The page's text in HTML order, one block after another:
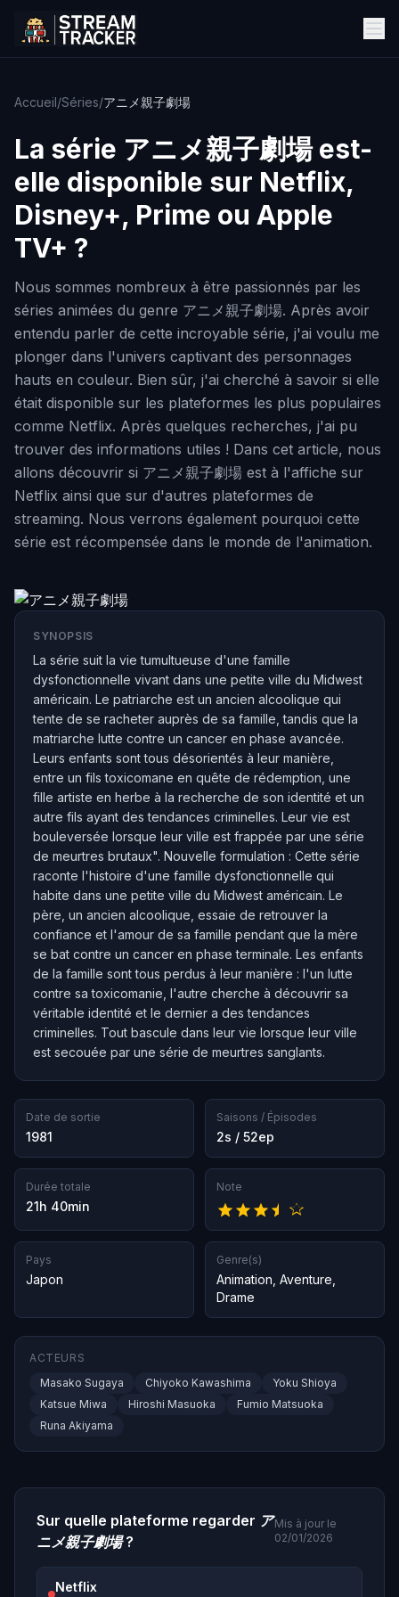
Accueil/Séries/アニメ親子劇場
La série アニメ親子劇場est-
elle disponible sur Netflix,
Disney+, Prime ou Apple
TV+ ?
Nous sommes nombreux à être passionnés par les
séries animées du genre アニメ親子劇場. Après avoir
entendu parler de cette incroyable série, j'ai voulu me
plonger dans l'univers captivant des personnages
hauts en couleur. Bien sûr, j'ai cherché à savoir si elle
était disponible sur les plateformes les plus populaires
comme Netflix. Après quelques recherches, j'ai pu
trouver des informations utiles ! Dans cet article, nous
allons découvrir si アニメ親子劇場 est à l'affiche sur
Netflix ainsi que sur d'autres plateformes de
streaming. Nous verrons également pourquoi cette
série est récompensée dans le monde de l'animation.
SYNOPSIS
La série suit la vie tumultueuse d'une famille
dysfonctionnelle vivant dans une petite ville du Midwest
américain. Le patriarche est un ancien alcoolique qui
tente de se racheter auprès de sa famille, tandis que la
matriarche lutte contre un cancer en phase avancée.
Leurs enfants sont tous désorientés à leur manière,
entre un fils toxicomane en quête de rédemption, une
fille artiste en herbe à la recherche de son identité et un
autre fils ayant des tendances criminelles. Leur vie est
bouleversée lorsque leur ville est frappée par une série
de meurtres brutaux". Nouvelle formulation : Cette série
raconte l'histoire d'une famille dysfonctionnelle qui
habite dans une petite ville du Midwest américain. Le
père, un ancien alcoolique, essaie de retrouver la
confiance et l'amour de sa famille pendant que la mère
se bat contre un cancer en phase terminale. Les enfants
de la famille sont tous perdus à leur manière : l'un lutte
contre sa toxicomanie, l'autre cherche à découvrir sa
véritable identité et le dernier a des tendances
criminelles. Tout bascule dans leur vie lorsque leur ville
est secouée par une série de meurtres sanglants.
Date de sortie
1981
Saisons / Épisodes
2s / 52ep
Durée totale
21h 40min
Note
Pays
Japon
Genre(s)
Animation Aventure
Drame
ACTEURS
Masako Sugaya
Chiyoko Kawashima
Yoku Shioya
Katsue Miwa
Hiroshi Masuoka
Fumio Matsuoka
Runa Akiyama
Sur quelle plateforme regarder ア
ニメ親子劇場?
Mis à jour le
02/01/2026
Netflix